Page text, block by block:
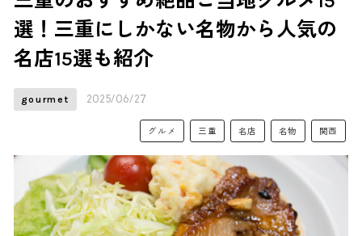
選！三重にしかない名物から人気の
名店15選も紹介
gourmet 2025/06/27
グルメ 三重 名店 名物 関西